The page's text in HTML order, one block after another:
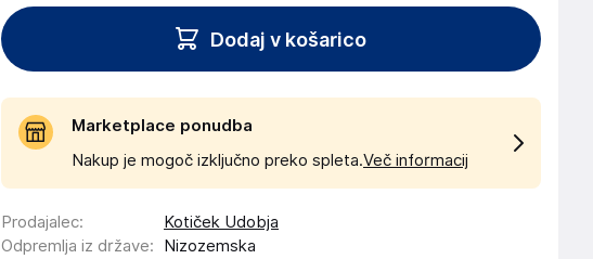
Dodaj v košarico
Marketplace ponudba
Nakup je mogoč izključno preko spleta.Več informacij
Prodajalec:
Kotiček Udobja
Odpremlja iz države:
Nizozemska